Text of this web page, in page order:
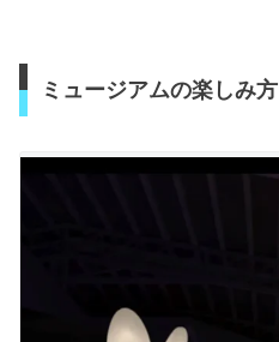
ミュージアムの楽しみ方